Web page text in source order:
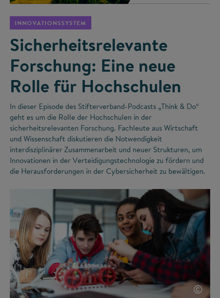
INNOVATIONSSYSTEM
Sicherheitsrelevante
Forschung: Eine neue
Rolle für Hochschulen
In dieser Episode des Stifterverband-Podcasts „Think & Do“
geht es um die Rolle der Hochschulen in der
sicherheitsrelevanten Forschung. Fachleute aus Wirtschaft
und Wissenschaft diskutieren die Notwendigkeit
interdisziplinärer Zusammenarbeit und neuer Strukturen, um
Innovationen in der Verteidigungstechnologie zu fördern und
die Herausforderungen in der Cybersicherheit zu bewältigen.
©